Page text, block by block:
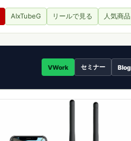
AIxTubeG リールで見る 人気商品
VWork セミナー Blog